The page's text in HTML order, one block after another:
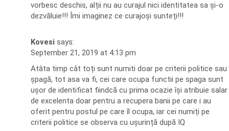
vorbesc deschis, alții nu au curajul nici identitatea sa și-o
dezvăluie!!! Îmi imaginez ce curajoși sunteți!!!
Kovesi says:
September 21, 2019 at 4:13 pm
Atâta timp cât toți sunt numiti doar pe criterii politice sau
șpagă, tot asa va fi, cei care ocupa functii pe spaga sunt
ușor de identificat fiindcă cu prima ocazie își atribuie salar
de excelenta doar pentru a recupera banii pe care i au
oferit pentru postul pe care îl ocupa, iar cei numiți pe
criterii politice se observa cu ușurință după IQ